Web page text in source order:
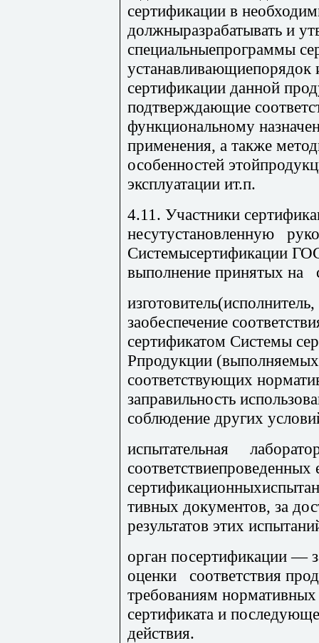
сертификации в
должныразрабатывать и
специальныепрограммы
устанавливающиепорядок
сертификации данной
подтверждающие
функциональному
применения, а также
особенностей
эксплуатации ит.п.
4.11. Участники сертиф
несутустановленную
Системысертификации
выполнение принятых на
заобеспечение
сертификатом Системы
Рпродукции
соответствующих
заправильность
соблюдение других
испытательная
соответствиепроведенных
тивных документов, за
резуль­татов этих
орган посертификации —
оценки соответствия
требованиям
сертификата и
действия.